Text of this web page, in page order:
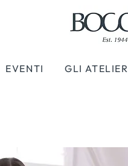
EVENTI GLI ATELIER